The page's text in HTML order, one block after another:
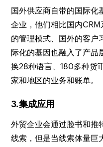
国外供应商自带的国际化
企业，他们相比国内
的管理模式、国外的客户
际化的基因也融入了产品
换28种语言、180多种货
家和地区的业务和账单。
3.集成应用
外贸企业会通过脸书和推
线索，但是当线索体量巨